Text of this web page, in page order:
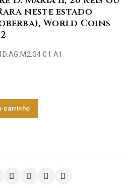
neste estado
World Coins
carrinho